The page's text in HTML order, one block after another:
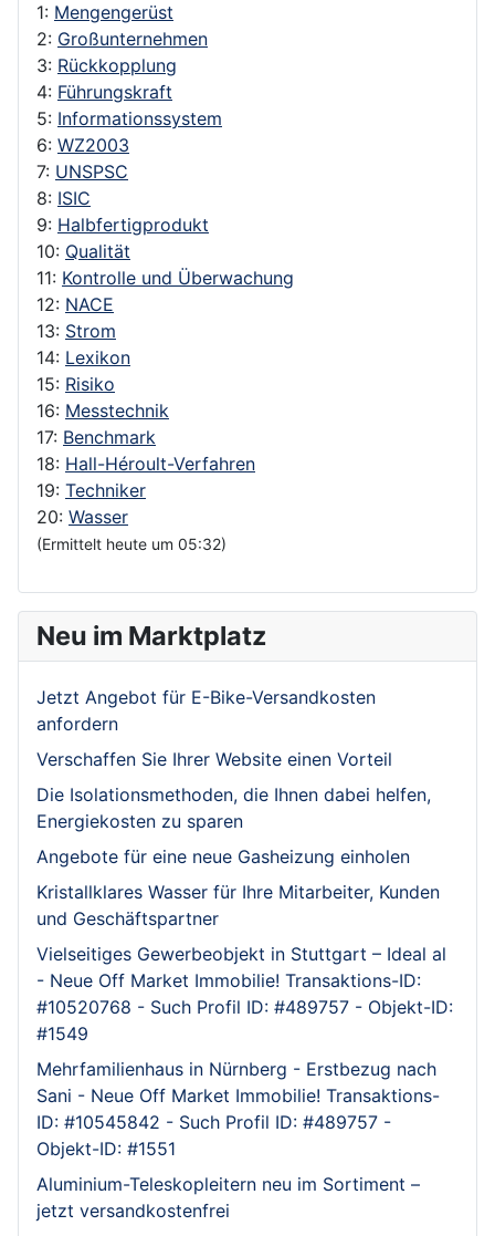
1: Mengengerüst
2: Großunternehmen
3: Rückkopplung
4: Führungskraft
5: Informationssystem
6: WZ2003
7: UNSPSC
8: ISIC
9: Halbfertigprodukt
10: Qualität
11: Kontrolle und Überwachung
12: NACE
13: Strom
14: Lexikon
15: Risiko
16: Messtechnik
17: Benchmark
18: Hall-Héroult-Verfahren
19: Techniker
20: Wasser
(Ermittelt heute um 05:32)
Neu im Marktplatz
Jetzt Angebot für E-Bike-Versandkosten
anfordern
Verschaffen Sie Ihrer Website einen Vorteil
Die Isolationsmethoden, die Ihnen dabei helfen,
Energiekosten zu sparen
Angebote für eine neue Gasheizung einholen
Kristallklares Wasser für Ihre Mitarbeiter, Kunden
und Geschäftspartner
Vielseitiges Gewerbeobjekt in Stuttgart – Ideal al
- Neue Off Market Immobilie! Transaktions-ID:
#10520768 - Such Profil ID: #489757 - Objekt-ID:
#1549
Mehrfamilienhaus in Nürnberg - Erstbezug nach
Sani - Neue Off Market Immobilie! Transaktions-
ID: #10545842 - Such Profil ID: #489757 -
Objekt-ID: #1551
Aluminium-Teleskopleitern neu im Sortiment –
jetzt versandkostenfrei